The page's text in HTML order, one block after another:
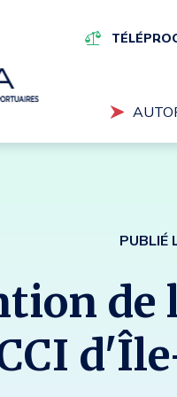
supérieure
principale
PUBLIÉ
de